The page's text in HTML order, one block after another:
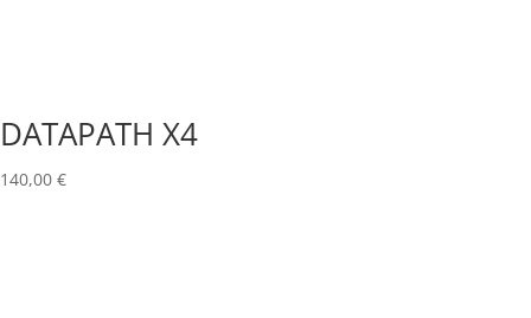
DATAPATH X4
140,00 €